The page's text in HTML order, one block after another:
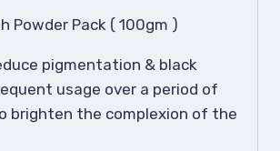
Powder Pack ( 100gm )
pigmentation & black
usage over a period of
brighten the complexion of the